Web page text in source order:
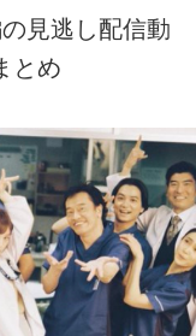
見逃し配信動
とめ